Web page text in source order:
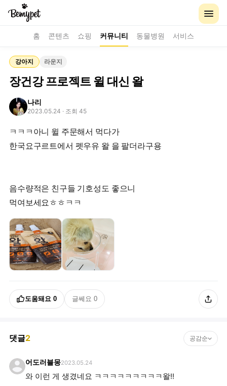
홈 콘텐츠 쇼핑 커뮤니티 동물병원 서비스
강아지 라운지
장건강 프로젝트 윌 대신 왈
나리
2023.05.24 · 조회 45
ㅋㅋㅋ아니 윌 주문해서 먹다가
한국요구르트에서 펫우유 왈 을 팔더라구용
음수량적은 친구들 기호성도 좋으니
먹여보세요ㅎㅎㅋㅋ
도움돼요 0 글쎄요 0
댓글2 공감순
어도러블몽2023.05.24
와 이런 게 생겼네요 ㅋㅋㅋㅋㅋㅋㅋㅋㅋ왈!!